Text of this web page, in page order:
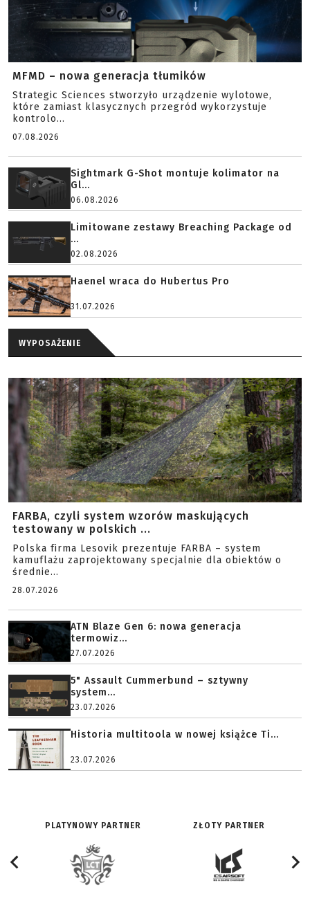
MFMD – nowa generacja tłumików
Strategic Sciences stworzyło urządzenie wylotowe,
które zamiast klasycznych przegród wykorzystuje
kontrolo...
07.08.2026
Sightmark G-Shot montuje kolimator na
Gl...
06.08.2026
Limitowane zestawy Breaching Package od
...
02.08.2026
Haenel wraca do Hubertus Pro
31.07.2026
WYPOSAŻENIE
FARBA, czyli system wzorów maskujących
testowany w polskich ...
Polska firma Lesovik prezentuje FARBA – system
kamuflażu zaprojektowany specjalnie dla obiektów o
średnie...
28.07.2026
ATN Blaze Gen 6: nowa generacja
termowiz...
27.07.2026
5" Assault Cummerbund – sztywny
system...
23.07.2026
Historia multitoola w nowej książce Ti...
23.07.2026
PLATYNOWY PARTNER ZŁOTY PARTNER